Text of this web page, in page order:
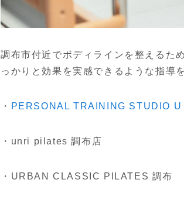
調布市付近でボディラインを整えるた
っかりと効果を実感できるような指導
・ PERSONAL TRAINING STUDIO U
・unri pilates 調布店
・URBAN CLASSIC PILATES 調布